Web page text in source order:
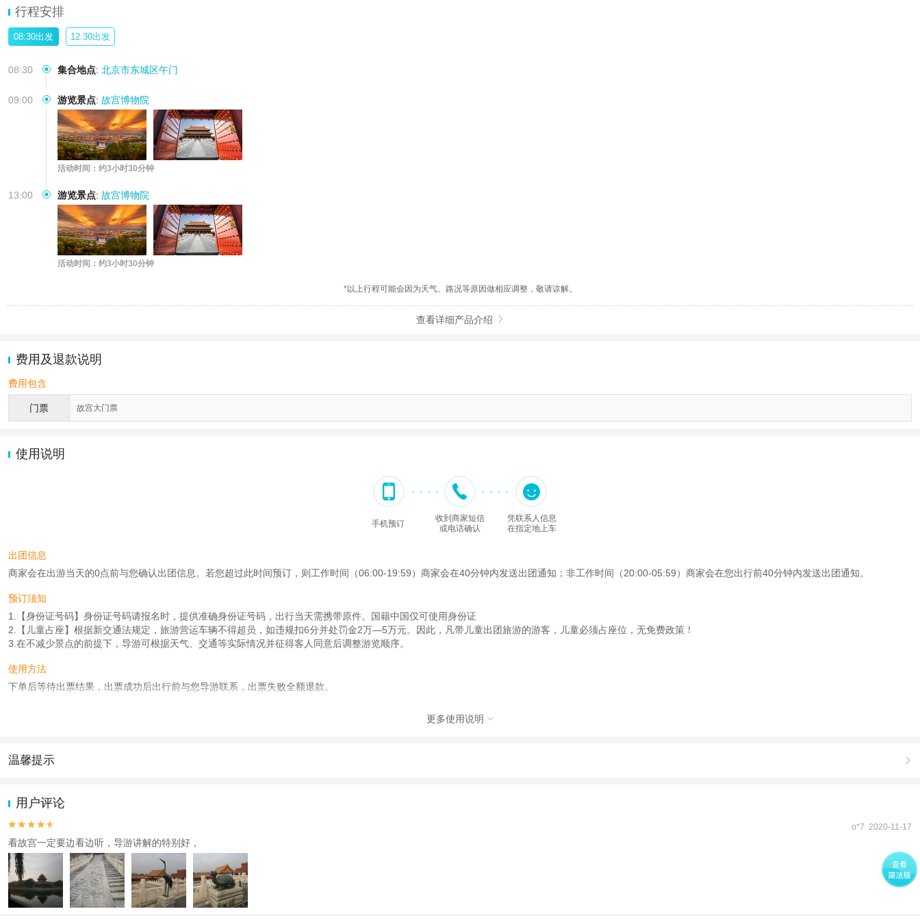
行程安排
08:30出发 12:30出发
08:30 集合地点: 北京市东城区午门
09:00 游览景点: 故宫博物院
活动时间：约3小时30分钟
13:00 游览景点: 故宫博物院
活动时间：约3小时30分钟
*以上行程可能会因为天气、路况等原因做相应调整，敬请谅解。
查看详细产品介绍 
费用及退款说明
费用包含
门票 故宫大门票
使用说明
手机预订
收到商家短信
或电话确认
凭联系人信息
在指定地上车
出团信息
商家会在出游当天的0点前与您确认出团信息。若您超过此时间预订，则工作时间（06:00-19:59）商家会在40分钟内发送出团通知；非工作时间（20:00-05:59）商家会在您出行前40分钟内发送出团通知。
预订须知
1.【身份证号码】身份证号码请报名时，提供准确身份证号码，出行当天需携带原件。国籍中国仅可使用身份证
2.【儿童占座】根据新交通法规定，旅游营运车辆不得超员，如违规扣6分并处罚金2万―5万元。因此，凡带儿童出团旅游的游客，儿童必须占座位，无免费政策！
3.在不减少景点的前提下，导游可根据天气、交通等实际情况并征得客人同意后调整游览顺序。
使用方法
下单后等待出票结果，出票成功后出行前与您导游联系，出票失败全额退款。
查看 《工商执照信息》
更多使用说明 
温馨提示 
2.为普及旅游安全知识及旅游文明公约，使您的旅程顺利圆满完成，特制定
用户评论

 o*7 2020-11-17
看故宫一定要边看边听，导游讲解的特别好，